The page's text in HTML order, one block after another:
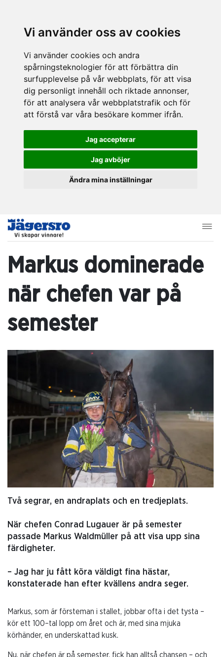
Vi använder oss av cookies
Vi använder cookies och andra
spårningsteknologier för att förbättra din
surfupplevelse på vår webbplats, för att visa
dig personligt innehåll och riktade annonser,
för att analysera vår webbplatstrafik och för
att förstå var våra besökare kommer ifrån.
Jag accepterar
Jag avböjer
Ändra mina inställningar
Markus dominerade
när chefen var på
semester
Två segrar, en andraplats och en tredjeplats.
När chefen Conrad Lugauer är på semester
passade Markus Waldmüller på att visa upp sina
färdigheter.
– Jag har ju fått köra väldigt fina hästar,
konstaterade han efter kvällens andra seger.
Markus, som är försteman i stallet, jobbar ofta i det tysta –
kör ett 100–tal lopp om året och är, med sina mjuka
körhänder, en underskattad kusk.
Nu, när chefen är på semester, fick han alltså chansen – och